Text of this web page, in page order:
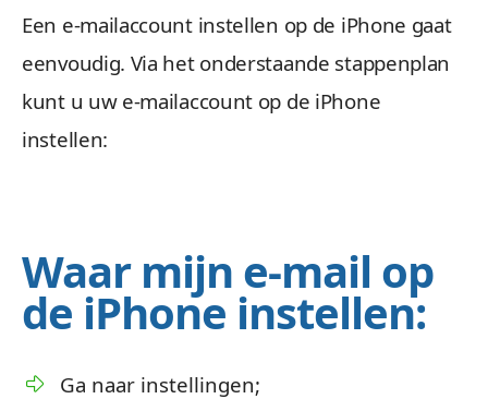
Een e-mailaccount instellen op de iPhone gaat
eenvoudig. Via het onderstaande stappenplan
kunt u uw e-mailaccount op de iPhone
instellen:
Waar mijn e-mail op
de iPhone instellen:
Ga naar instellingen;